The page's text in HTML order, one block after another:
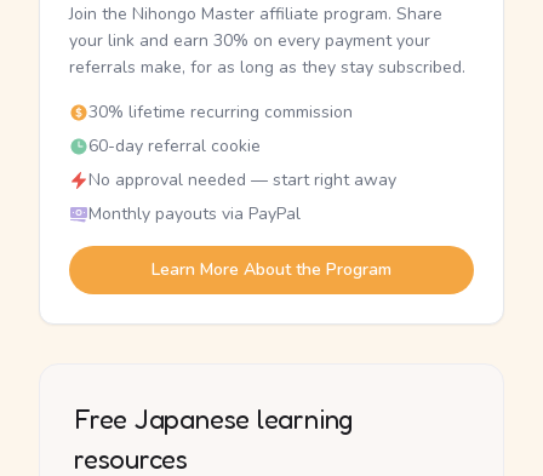
Join the Nihongo Master affiliate program. Share
your link and earn 30% on every payment your
referrals make, for as long as they stay subscribed.
30% lifetime recurring commission
60-day referral cookie
No approval needed — start right away
Monthly payouts via PayPal
Learn More About the Program
Free Japanese learning
resources